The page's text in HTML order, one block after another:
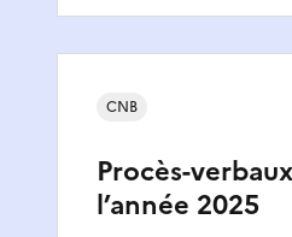
Procès-
l’année 2025
CNB